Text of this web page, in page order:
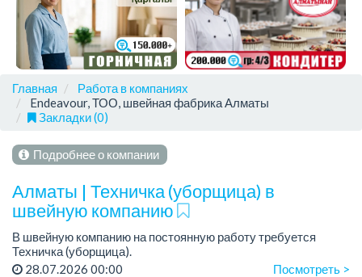
Главная
Работа в компаниях
Endeavour, ТОО, швейная фабрика Алматы
Закладки (0)
Подробнее о компании
Алматы | Техничка (уборщица) в
швейную компанию
В швейную компанию на постоянную работу требуется
Техничка (уборщица).
График работы: 5/2, с 08.00 до 12.00.
28.07.2026 00:00 Посмотреть >